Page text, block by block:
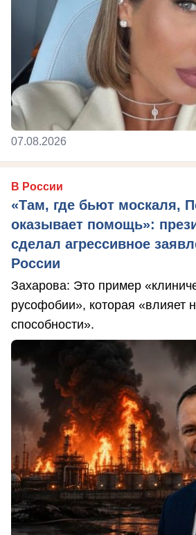
07.08.2026
В России
«Там, где бьют москаля,
оказывает помощь»:
сделал агрессивное
России
Захарова: Это пример
русофобии», которая «влияет
способности».